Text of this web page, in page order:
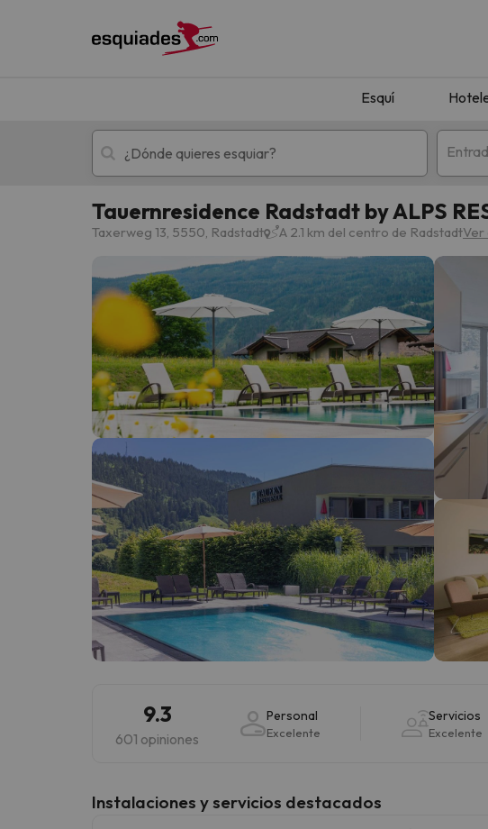
Esquí
Esquí Escapadas
¡Vaya! No hemos encontrado ningún resultado que
¡Vaya! Parece que nuestro buscador ha perdido el norte.
Tauernresidence Radstadt by ALPS
Taxerweg 13, 5550, Radstadt A 2.1 km del centro de RadstadtVer
9.3
601 opiniones
Personal
Excelente
Servicios
Excelente
Instalaciones y servicios destacados